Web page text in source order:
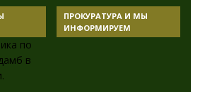
ПРОКУРАТУРА И МЫ
ИНФОРМИРУЕМ